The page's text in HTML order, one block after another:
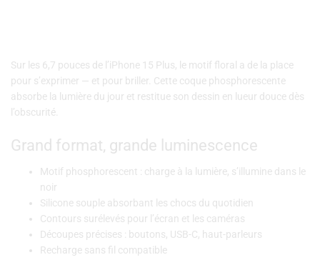
Sur les 6,7 pouces de l’iPhone 15 Plus, le motif floral a de la place
pour s’exprimer — et pour briller. Cette coque phosphorescente
absorbe la lumière du jour et restitue son dessin en lueur douce dès
l’obscurité.
Grand format, grande luminescence
Motif phosphorescent : charge à la lumière, s’illumine dans le
noir
Silicone souple absorbant les chocs du quotidien
Contours surélevés pour l’écran et les caméras
Découpes précises : boutons, USB-C, haut-parleurs
Recharge sans fil compatible